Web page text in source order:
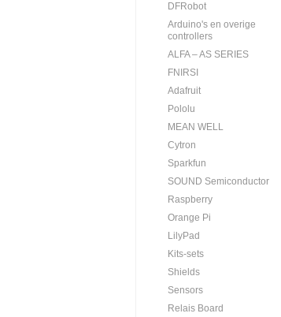
DFRobot
Arduino's en overige
controllers
ALFA – AS SERIES
FNIRSI
Adafruit
Pololu
MEAN WELL
Cytron
Sparkfun
SOUND Semiconductor
Raspberry
Orange Pi
LilyPad
Kits-sets
Shields
Sensors
Relais Board